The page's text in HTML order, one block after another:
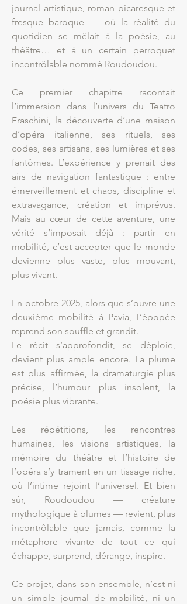
journal artistique, roman picaresque et
fresque baroque — où la réalité du
quotidien se mêlait à la poésie, au
théâtre… et à un certain perroquet
incontrôlable nommé Roudoudou.
Ce premier chapitre racontait
l’immersion dans l’univers du Teatro
Fraschini, la découverte d’une maison
d’opéra italienne, ses rituels, ses
codes, ses artisans, ses lumières et ses
fantômes. L’expérience y prenait des
airs de navigation fantastique : entre
émerveillement et chaos, discipline et
extravagance, création et imprévus.
Mais au cœur de cette aventure, une
vérité s’imposait déjà : partir en
mobilité, c’est accepter que le monde
devienne plus vaste, plus mouvant,
plus vivant.
En octobre 2025, alors que s’ouvre une
deuxième mobilité à Pavia, L’épopée
reprend son souffle et grandit.
Le récit s’approfondit, se déploie,
devient plus ample encore. La plume
est plus affirmée, la dramaturgie plus
précise, l’humour plus insolent, la
poésie plus vibrante.
Les répétitions, les rencontres
humaines, les visions artistiques, la
mémoire du théâtre et l’histoire de
l’opéra s’y trament en un tissage riche,
où l’intime rejoint l’universel. Et bien
sûr, Roudoudou — créature
mythologique à plumes — revient, plus
incontrôlable que jamais, comme la
métaphore vivante de tout ce qui
échappe, surprend, dérange, inspire.
Ce projet, dans son ensemble, n’est ni
un simple journal de mobilité, ni un